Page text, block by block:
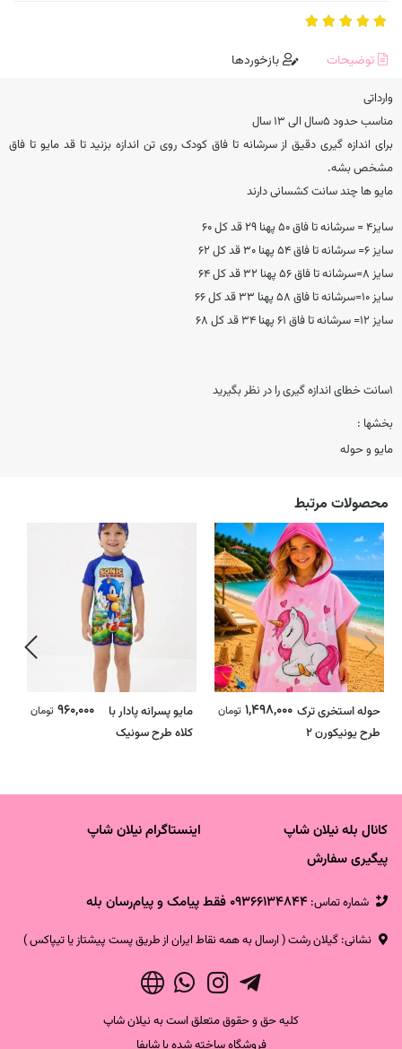
توضیحات بازخوردها
وارداتی
مناسب حدود ۵سال الی ۱۳ سال
برای اندازه گیری دقیق از سرشانه تا فاق کودک روی تن اندازه بزنید تا قد مایو تا فاق
مشخص بشه.
مایو ها چند سانت کشسانی دارند
سایز۴ = سرشانه تا فاق ۵۰ پهنا ۲۹ قد کل ۶۰
سایز ۶= سرشانه تا فاق ۵۴ پهنا ۳۰ قد کل ۶۲
سایز ۸=سرشانه تا فاق ۵۶ پهنا ۳۲ قد کل ۶۴
سایز ۱۰=سرشانه تا فاق ۵۸ پهنا ۳۳ قد کل ۶۶
سایز ۱۲= سرشانه تا فاق ۶۱ پهنا ۳۴ قد کل ۶۸
۱سانت خطای اندازه گیری را در نظر بگیرید
بخشها :
مایو و حوله
محصولات مرتبط
حوله استخری ترک
طرح یونیکورن 2
1,498,000 تومان
مایو پسرانه پادار با
کلاه طرح سونیک
960,000 تومان
کانال بله نیلان شاپ
اینستاگرام نیلان شاپ
پیگیری سفارش
شماره تماس‌: 09366134844 فقط پیامک و پیام‌رسان بله
نشانی: گیلان رشت ( ارسال به همه نقاط ایران از طریق پست پیشتاز یا تیپاکس )
کلیه حق و حقوق متعلق است به نیلان شاپ
فروشگاه ساخته شده با شاپفا